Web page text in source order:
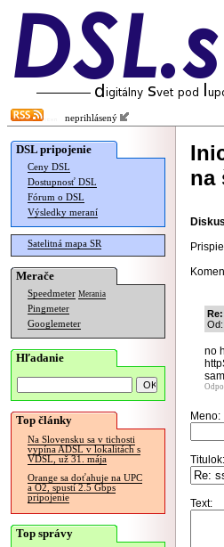
neprihlásený
DSL pripojenie
Ceny DSL
Dostupnosť DSL
Fórum o DSL
Výsledky meraní
Satelitná mapa SR
Merače
Speedmeter Merania
Pingmeter
Googlemeter
Hľadanie
Top články
Na Slovensku sa v tichosti
vypína ADSL v lokalitách s
VDSL, už 31. mája
Orange sa doťahuje na UPC
a O2, spustí 2.5 Gbps
pripojenie
Top správy
na
no
Meno:
Titulok:
Text: